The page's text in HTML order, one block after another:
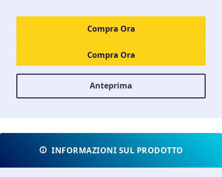
Compra Ora
Anteprima
INFORMAZIONI SUL PRODOTTO